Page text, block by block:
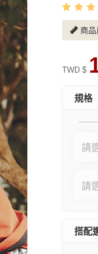
商品
TWD $
規格
搭配